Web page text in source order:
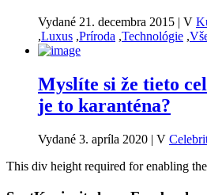
Vydané 21. decembra 2015 | V
,Luxus ,Príroda ,Technológie ,
Myslíte si že tieto
je to karanténa?
Vydané 3. apríla 2020 | V
This div height required for enabling